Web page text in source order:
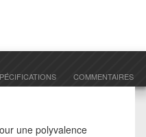
COMMENTAIRES
une polyvalence